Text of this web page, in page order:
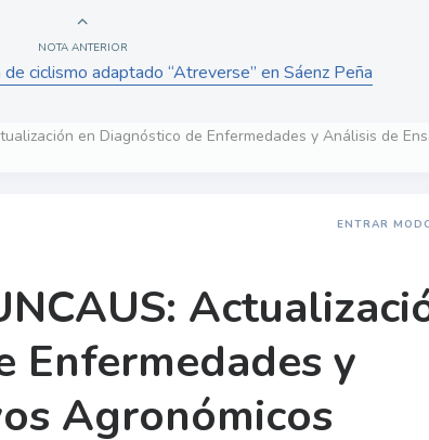
NOTA ANTERIOR
ciclismo adaptado “Atreverse” en Sáenz Peña
en Diagnóstico de Enfermedades y Análisis de
ENTRAR
Enfermedades y
Agronómicos